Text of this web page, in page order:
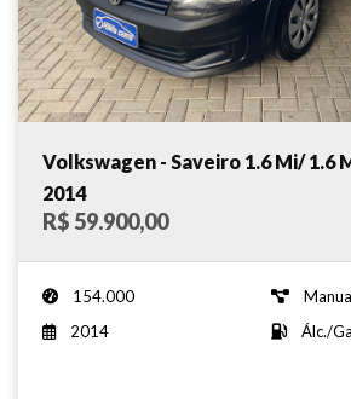
Volkswagen - Saveiro 1.6 Mi/ 1.6
2014
R$ 59.900,00
154.000
2014
Álc./